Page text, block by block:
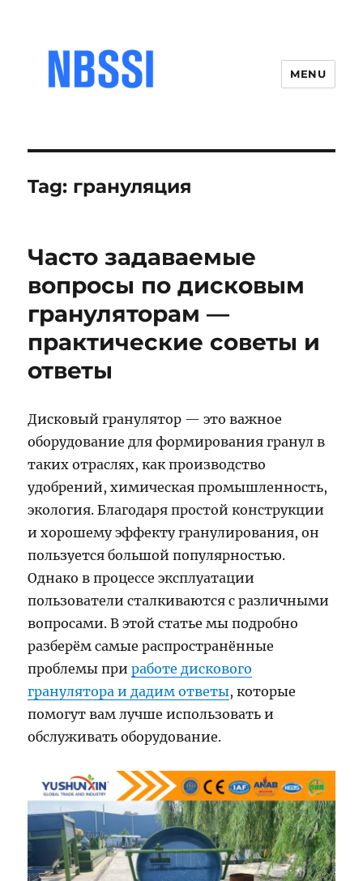
MENU
Tag: грануляция
Часто задаваемые
вопросы по дисковым
грануляторам —
практические советы и
ответы
Дисковый гранулятор — это важное
оборудование для формирования гранул в
таких отраслях, как производство
удобрений, химическая промышленность,
экология. Благодаря простой конструкции
и хорошему эффекту гранулирования, он
пользуется большой популярностью.
Однако в процессе эксплуатации
пользователи сталкиваются с различными
вопросами. В этой статье мы подробно
разберём самые распространённые
проблемы приработе дискового
гранулятора и дадим ответы, которые
помогут вам лучше использовать и
обслуживать оборудование.